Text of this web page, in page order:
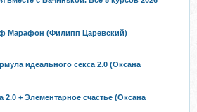
Марафон (Филипп Царевский)
идеального секса 2.0 (Оксана
2.0 + Элементарное счастье (Оксана